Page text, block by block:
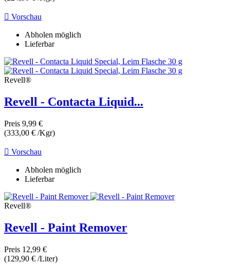
 Vorschau
Abholen möglich
Lieferbar
Revell®
Revell - Contacta Liquid...
Preis 9,99 €
(333,00 € /Kgr)
 Vorschau
Abholen möglich
Lieferbar
Revell®
Revell - Paint Remover
Preis 12,99 €
(129,90 € /Liter)